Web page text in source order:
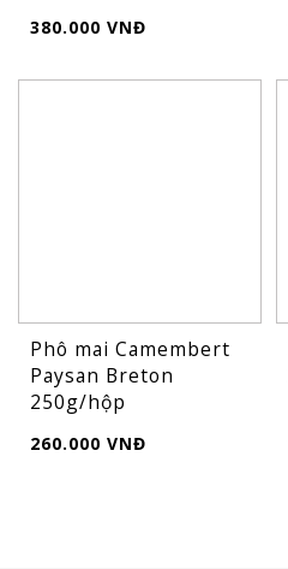
380.000 VNĐ
Phô mai Camembert
Paysan Breton
250g/hộp
260.000 VNĐ